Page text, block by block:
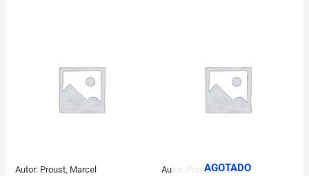
Autor: Proust, Marcel
AGOTADO
Autor:
Proust, Marcel